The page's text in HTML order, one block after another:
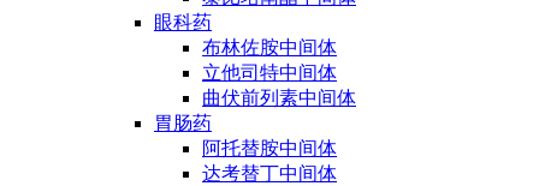
眼科药
布林佐胺中间体
立他司特中间体
曲伏前列素中间体
胃肠药
阿托替胺中间体
达考替丁中间体